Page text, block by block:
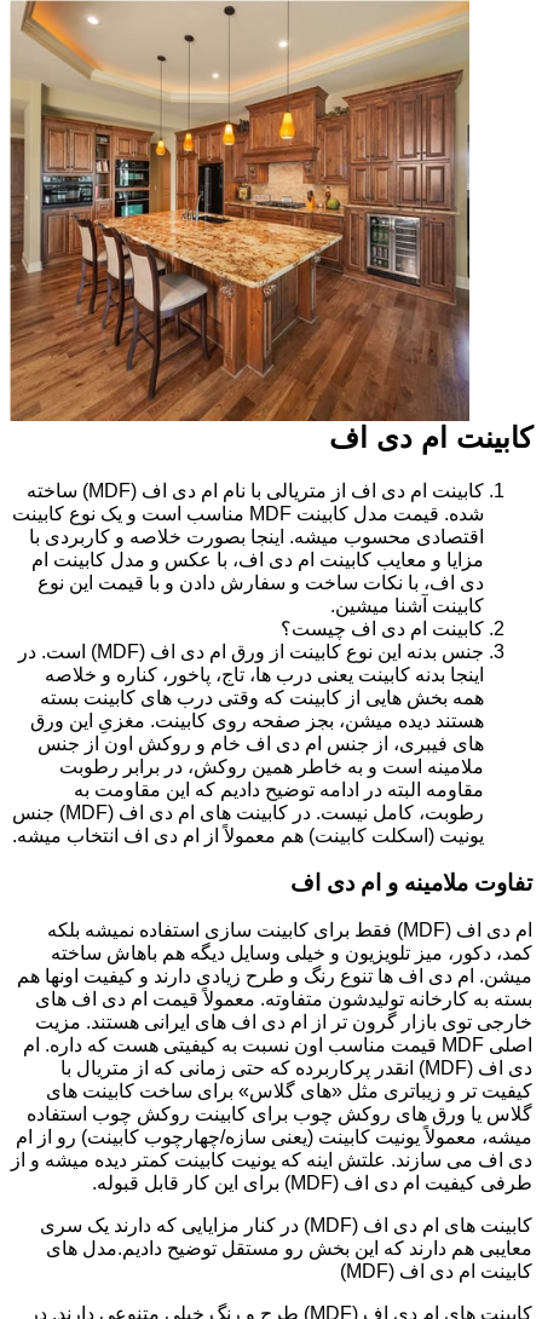
کابینت ام دی اف
کابینت ام دی اف از متریالی با نام ام دی اف (MDF) ساخته
شده. قیمت مدل کابینت MDF مناسب است و یک نوع کابینت
اقتصادی محسوب میشه. اینجا بصورت خلاصه و کاربردی با
مزایا و معایب کابینت ام دی اف، با عکس و مدل کابینت ام
دی اف، با نکات ساخت و سفارش دادن و با قیمت این نوع
کابینت آشنا میشین.
کابینت ام دی اف چیست؟
جنس بدنه این نوع کابینت از ورق ام دی اف (MDF) است. در
اینجا بدنه کابینت یعنی درب ها، تاج، پاخور، کناره و خلاصه
همه بخش هایی از کابینت که وقتی درب های کابینت بسته
هستند دیده میشن، بجز صفحه روی کابینت. مغزیِ این ورق
های فیبری، از جنس ام دی اف خام و روکش اون از جنس
ملامینه است و به خاطر همین روکش، در برابر رطوبت
مقاومه البته در ادامه توضیح دادیم که این مقاومت به
رطوبت، کامل نیست. در کابینت های ام دی اف (MDF) جنس
یونیت (اسکلت کابینت) هم معمولاً از ام دی اف انتخاب میشه.
تفاوت ملامینه و ام دی اف
ام دی اف (MDF) فقط برای کابینت سازی استفاده نمیشه بلکه
کمد، دکور، میز تلویزیون و خیلی وسایل دیگه هم باهاش ساخته
میشن. ام دی اف ها تنوع رنگ و طرح زیادی دارند و کیفیت اونها هم
بسته به کارخانه تولیدشون متفاوته. معمولاً قیمت ام دی اف های
خارجی توی بازار گرون تر از ام دی اف های ایرانی هستند. مزیت
اصلی MDF قیمت مناسب اون نسبت به کیفیتی هست که داره. ام
دی اف (MDF) انقدر پرکاربرده که حتی زمانی که از متریال با
کیفیت تر و زیباتری مثل «های گلاس» برای ساخت کابینت های
گلاس یا ورق های روکش چوب برای کابینت روکش چوب استفاده
میشه، معمولاً یونیت کابینت (یعنی سازه/چهارچوب کابینت) رو از ام
دی اف می سازند. علتش اینه که یونیت کابینت کمتر دیده میشه و از
طرفی کیفیت ام دی اف (MDF) برای این کار قابل قبوله.
کابینت های ام دی اف (MDF) در کنار مزایایی که دارند یک سری
معایبی هم دارند که این بخش رو مستقل توضیح دادیم.مدل های
کابینت ام دی اف (MDF)
کابینت های ام دی اف (MDF) طرح و رنگ خیلی متنوعی دارند. در